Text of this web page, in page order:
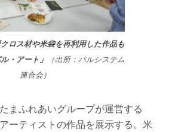
ロス材や米袋を再利用した作品も
・アート」
（出所：パルシステム
連合会）
まふれあいグループが運営する
ーティストの作品を展示する。米